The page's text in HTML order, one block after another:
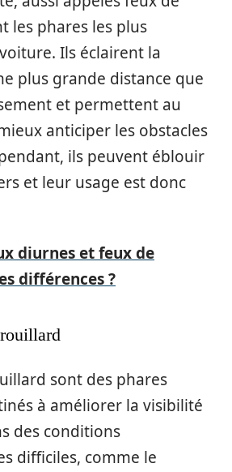
les phares les plus
Ils éclairent la
plus grande distance que
et permettent au
anticiper les obstacles
ils peuvent éblouir
et leur usage est donc
diurnes et feux de
différences ?
sont des phares
à améliorer la visibilité
des conditions
difficiles, comme le